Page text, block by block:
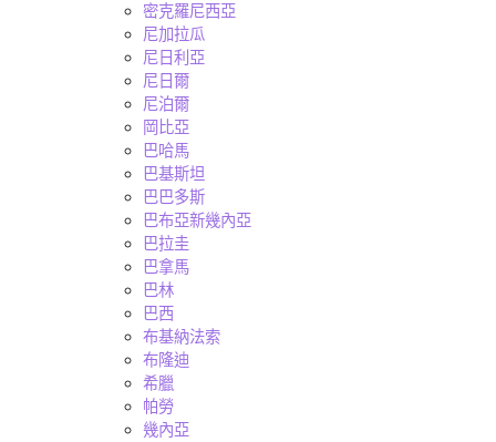
密克羅尼西亞
尼加拉瓜
尼日利亞
尼日爾
尼泊爾
岡比亞
巴哈馬
巴基斯坦
巴巴多斯
巴布亞新幾內亞
巴拉圭
巴拿馬
巴林
巴西
布基納法索
布隆迪
希臘
帕勞
幾內亞